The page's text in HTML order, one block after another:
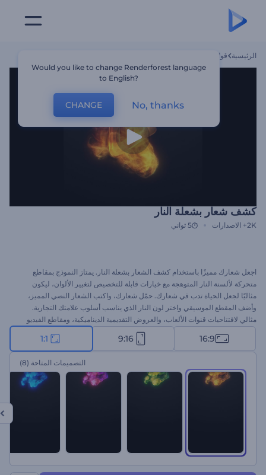
الرئيسية قوالب
كشف شعار بشعلة النار
2K+ الاصدارات 5 ثواني
اجعل شعارك مميزًا باستخدام كشف الشعار بشعلة النار. يمتاز النموذج بمقاطع
متحركة لألسنة النار المتوهجة مع خيارات قابلة للتخصيص لتغيير الألوان، ليكون
مثاليًا لجعل الحياة تدب في شعارك. حمّل شعارك، واكتب الشعار النصي المميز،
وأضف المقطع الموسيقي واختر لون النار الذي يناسب أسلوب علامتك التجارية.
مثالي لافتتاحيات قنوات الألعاب، والعروض التقديمية الديناميكية، ومقاطع الفيديو
الترويجية، وإطلاق المنتجات، وافتتاحيات الفعاليات، وغيرها. ابدأ الآن وأشعل النيران
في فيديوهاتك اليوم!
16:9
9:16
1:1
التصميمات المتاحة (8)
Would you like to change Renderforest language
to English?
CHANGE No, thanks